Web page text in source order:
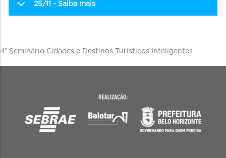
25/11 - Saiba mais
Descritivo
4º Seminário Cidades e Destinos Turísticos Inteligentes